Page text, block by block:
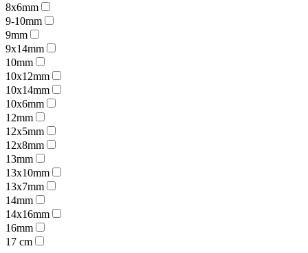
8x6mm
9-10mm
9mm
9x14mm
10mm
10x12mm
10x14mm
10x6mm
12mm
12x5mm
12x8mm
13mm
13x10mm
13x7mm
14mm
14x16mm
16mm
17 cm